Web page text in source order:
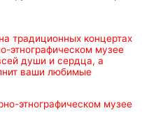
традиционных концертах
этнографическом музее
души и сердца, а
ваши любимые
этнографическом музее